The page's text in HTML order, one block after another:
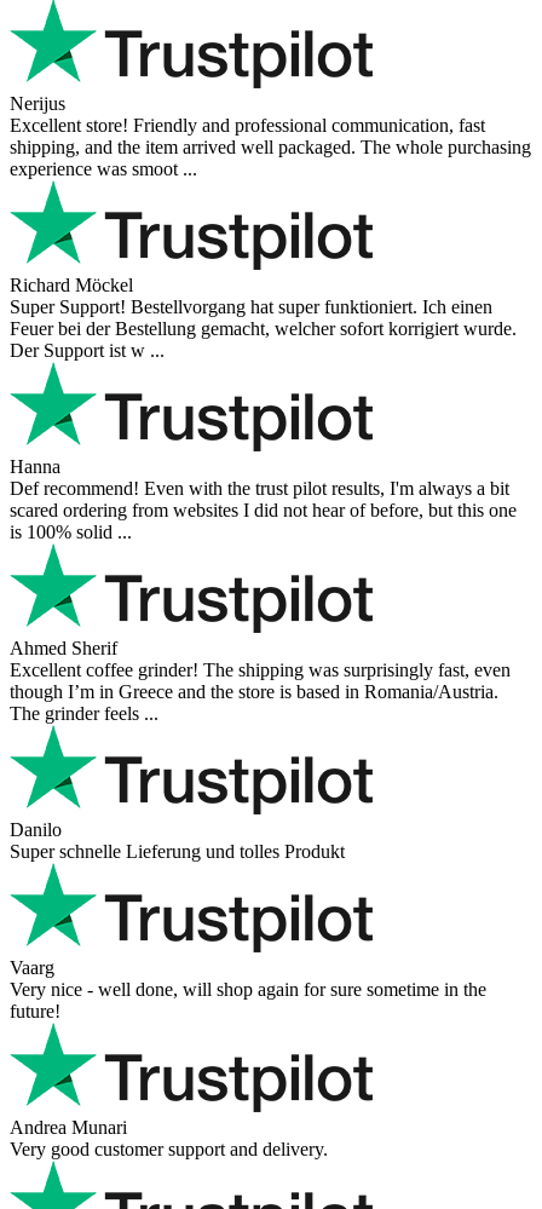
Nerijus
Excellent store! Friendly and professional communication, fast
shipping, and the item arrived well packaged. The whole purchasing
experience was smoot ...
Richard Möckel
Super Support! Bestellvorgang hat super funktioniert. Ich einen
Feuer bei der Bestellung gemacht, welcher sofort korrigiert wurde.
Der Support ist w ...
Hanna
Def recommend! Even with the trust pilot results, I'm always a bit
scared ordering from websites I did not hear of before, but this one
is 100% solid ...
Ahmed Sherif
Excellent coffee grinder! The shipping was surprisingly fast, even
though I’m in Greece and the store is based in Romania/Austria.
The grinder feels ...
Danilo
Super schnelle Lieferung und tolles Produkt
Vaarg
Very nice - well done, will shop again for sure sometime in the
future!
Andrea Munari
Very good customer support and delivery.